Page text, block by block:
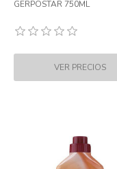
GERPOSTAR 750ML